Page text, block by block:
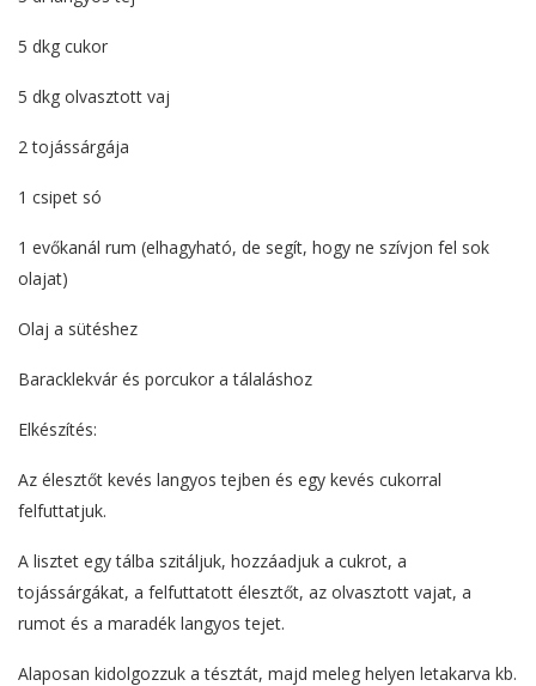
5 dkg cukor
5 dkg olvasztott vaj
2 tojássárgája
1 csipet só
1 evőkanál rum (elhagyható, de segít, hogy ne szívjon fel sok
olajat)
Olaj a sütéshez
Baracklekvár és porcukor a tálaláshoz
Elkészítés:
Az élesztőt kevés langyos tejben és egy kevés cukorral
felfuttatjuk.
A lisztet egy tálba szitáljuk, hozzáadjuk a cukrot, a
tojássárgákat, a felfuttatott élesztőt, az olvasztott vajat, a
rumot és a maradék langyos tejet.
Alaposan kidolgozzuk a tésztát, majd meleg helyen letakarva kb.